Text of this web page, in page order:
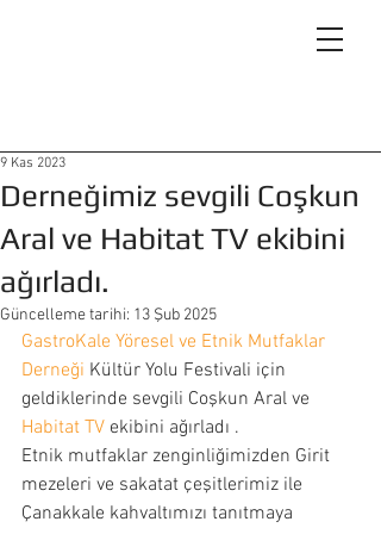
Derneğimiz sevgili Coşkun
Aral ve Habitat TV ekibini
ağırladı.
9 Kas 2023
Güncelleme tarihi: 13 Şub 2025
GastroKale Yöresel ve Etnik Mutfaklar
Derneği Kültür Yolu Festivali için
geldiklerinde sevgili Coşkun Aral ve
Habitat TV ekibini ağırladı .
Etnik mutfaklar zenginliğimizden Girit
mezeleri ve sakatat çeşitlerimiz ile
Çanakkale kahvaltımızı tanıtmaya